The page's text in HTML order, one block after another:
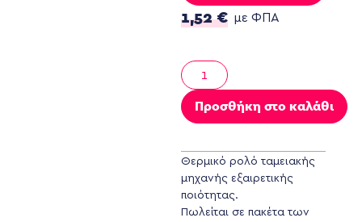
1,52€ με ΦΠΑ
Προσθήκη στο καλάθι
Θερμικό ρολό ταμειακής
μηχανής εξαιρετικής
ποιότητας.
Πωλείται σε πακέτα των